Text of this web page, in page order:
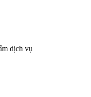
dịch vụ